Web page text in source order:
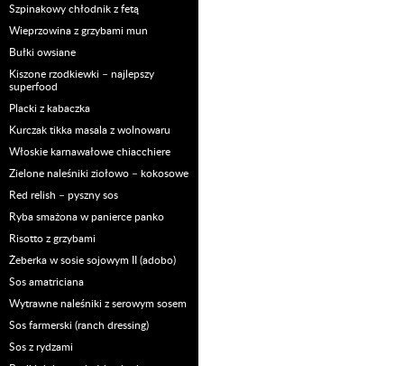
Szpinakowy chłodnik z fetą
Wieprzowina z grzybami mun
Bułki owsiane
Kiszone rzodkiewki – najlepszy
superfood
Placki z kabaczka
Kurczak tikka masala z wolnowaru
Włoskie karnawałowe chiacchiere
Zielone naleśniki ziołowo – kokosowe
Red relish – pyszny sos
Ryba smażona w panierce panko
Risotto z grzybami
Żeberka w sosie sojowym II (adobo)
Sos amatriciana
Wytrawne naleśniki z serowym sosem
Sos farmerski (ranch dressing)
Sos z rydzami